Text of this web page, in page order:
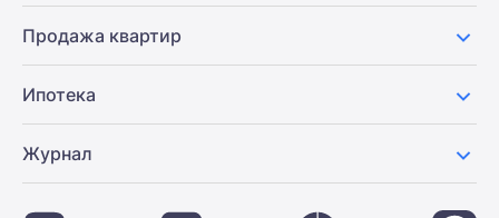
Продажа квартир
Ипотека
Журнал